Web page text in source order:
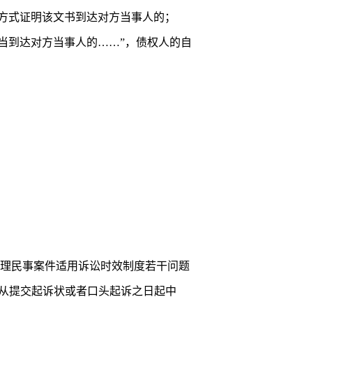
证明该文书到达对方当事人的；
到达对方当事人的……”，债权人的自
民事案件适用诉讼时效制度若干问题
提交起诉状或者口头起诉之日起中